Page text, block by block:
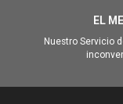
EL
Nuestro Servicio